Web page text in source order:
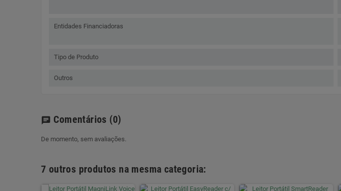
Entidades Financiadoras
Tipo de Produto
Outros
chat Comentários (0)
De momento, sem avaliações.
7 outros produtos na mesma categoria: